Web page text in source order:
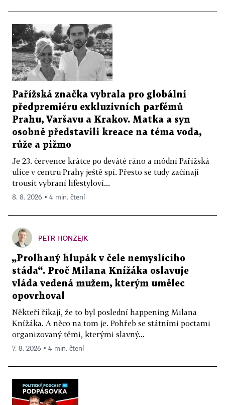
Pařížská značka vybrala pro globální
předpremiéru exkluzivních parfémů
Prahu, Varšavu a Krakov. Matka a syn
osobně představili kreace na téma voda,
růže a pižmo
Je 23. července krátce po deváté ráno a módní Pařížská
ulice v centru Prahy ještě spí. Přesto se tudy začínají
trousit vybraní lifestyloví...
8. 8. 2026 ▪ 4 min. čtení
PETR HONZEJK
„Prolhaný hlupák v čele nemyslícího
stáda“. Proč Milana Knížáka oslavuje
vláda vedená mužem, kterým umělec
opovrhoval
Někteří říkají, že to byl poslední happening Milana
Knížáka. A něco na tom je. Pohřeb se státními poctami
organizovaný těmi, kterými slavný...
7. 8. 2026 ▪ 4 min. čtení